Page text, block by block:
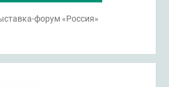
форум «Россия»